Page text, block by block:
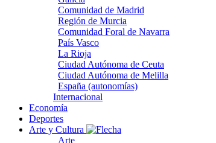
Comunidad de Madrid
Región de Murcia
Comunidad Foral de Navarra
País Vasco
La Rioja
Ciudad Autónoma de Ceuta
Ciudad Autónoma de Melilla
España (autonomías)
Internacional
Economía
Deportes
Arte y Cultura
Arte